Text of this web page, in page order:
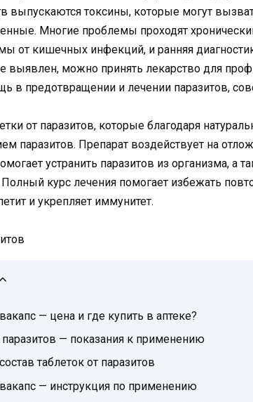
выпускаются токсины, которые могут
Многие проблемы проходят
от кишечных инфекций, и ранняя
выявлен, можно принять лекарство для
в предотвращении и лечении паразитов,
от паразитов, которые благодаря
паразитов. Препарат воздействует на
устранить паразитов из организма, а
курс лечения помогает избежать
и укрепляет иммунитет.
— цена и где купить в аптеке?
паразитов — показания к применению
таблеток от паразитов
— инструкция по применению